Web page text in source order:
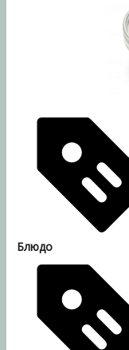
Блюдо